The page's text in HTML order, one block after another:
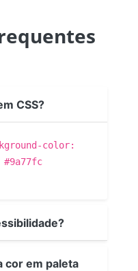
CSS?
color:
cor em paleta